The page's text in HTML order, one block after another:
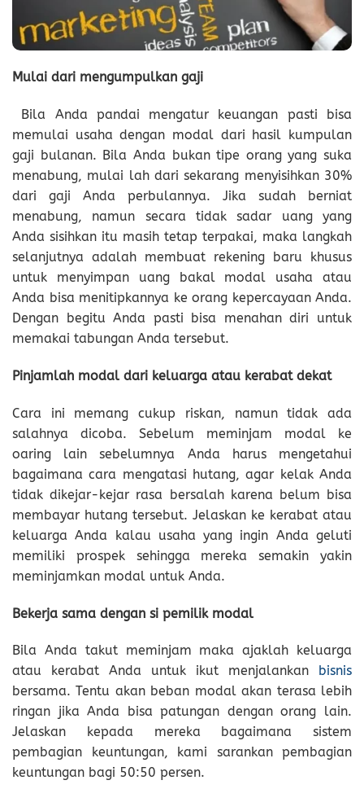
Mulai dari mengumpulkan gaji
Bila Anda pandai mengatur keuangan pasti bisa
memulai usaha dengan modal dari hasil kumpulan
gaji bulanan. Bila Anda bukan tipe orang yang suka
menabung, mulai lah dari sekarang menyisihkan 30%
dari gaji Anda perbulannya. Jika sudah berniat
menabung, namun secara tidak sadar uang yang
Anda sisihkan itu masih tetap terpakai, maka langkah
selanjutnya adalah membuat rekening baru khusus
untuk menyimpan uang bakal modal usaha atau
Anda bisa menitipkannya ke orang kepercayaan Anda.
Dengan begitu Anda pasti bisa menahan diri untuk
memakai tabungan Anda tersebut.
Pinjamlah modal dari keluarga atau kerabat dekat
Cara ini memang cukup riskan, namun tidak ada
salahnya dicoba. Sebelum meminjam modal ke
oaring lain sebelumnya Anda harus mengetahui
bagaimana cara mengatasi hutang, agar kelak Anda
tidak dikejar-kejar rasa bersalah karena belum bisa
membayar hutang tersebut. Jelaskan ke kerabat atau
keluarga Anda kalau usaha yang ingin Anda geluti
memiliki prospek sehingga mereka semakin yakin
meminjamkan modal untuk Anda.
Bekerja sama dengan si pemilik modal
Bila Anda takut meminjam maka ajaklah keluarga
atau kerabat Anda untuk ikut menjalankan
bisnis
bersama. Tentu akan beban modal akan terasa lebih
ringan jika Anda bisa patungan dengan orang lain.
Jelaskan kepada mereka bagaimana sistem
pembagian keuntungan, kami sarankan pembagian
keuntungan bagi 50:50 persen.